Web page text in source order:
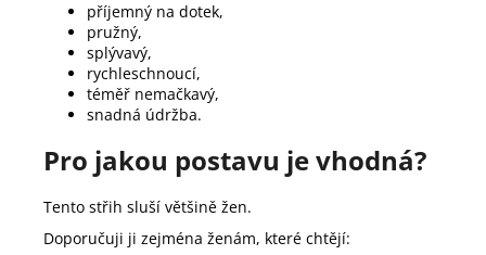
příjemný na dotek,
pružný,
splývavý,
rychleschnoucí,
téměř nemačkavý,
snadná údržba.
Pro jakou postavu je vhodná?
Tento střih sluší většině žen.
Doporučuji ji zejména ženám, které chtějí: